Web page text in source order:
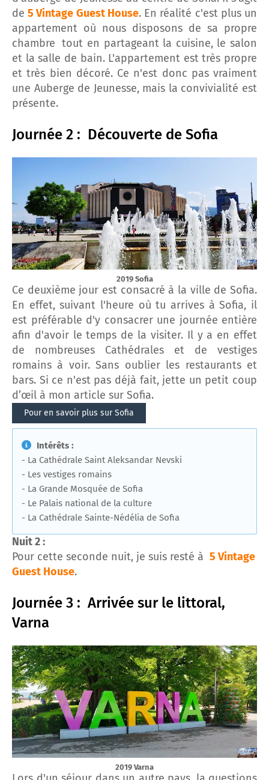
de5 Vintage Guest House. En réalité c'est plus un
appartement où nous disposons de sa propre
chambre tout en partageant la cuisine, le salon
et la salle de bain. L'appartement est très propre
et très bien décoré. Ce n'est donc pas vraiment
une Auberge de Jeunesse, mais la convivialité est
présente.
Journée 2 : Découverte de Sofia
2019 Sofia
Ce deuxième jour est consacré à la ville de Sofia.
En effet, suivant l'heure où tu arrives à Sofia, il
est préférable d'y consacrer une journée entière
afin d'avoir le temps de la visiter. Il y a en effet
de nombreuses Cathédrales et de vestiges
romains à voir. Sans oublier les restaurants et
bars. Si ce n'est pas déjà fait, jette un petit coup
d’œil à mon article sur Sofia.
Pour en savoir plus sur Sofia
Intérêts :
- La Cathédrale Saint Aleksandar Nevski
- Les vestiges romains
- La Grande Mosquée de Sofia
- Le Palais national de la culture
- La Cathédrale Sainte-Nédélia de Sofia
Nuit 2 :
Pour cette seconde nuit, je suis resté à 5 Vintage
Guest House.
Journée 3 : Arrivée sur le littoral,
Varna
2019 Varna